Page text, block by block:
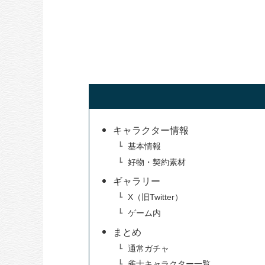
キャラクター情報
基本情報
好物・契約素材
ギャラリー
X（旧Twitter）
ゲーム内
まとめ
通常ガチャ